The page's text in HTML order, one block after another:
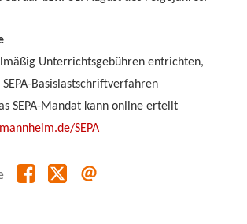
Unterrichtsgebühren entrichten,
SEPA-Basislastschriftverfahren
SEPA-Mandat kann online erteilt
SEPA
Teile
diese
Teile
diese